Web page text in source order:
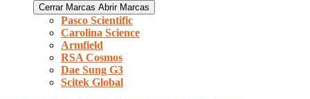
Cerrar Marcas Abrir Marcas
Pasco Scientific
Carolina Science
Armfield
RSA Cosmos
Dae Sung G3
Scitek Global